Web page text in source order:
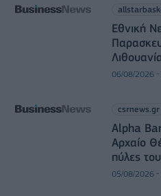
Εθνική
06/08/2026 -
csrnews.gr
Alpha
Αρχαίο
πύλες
05/08/2026 -